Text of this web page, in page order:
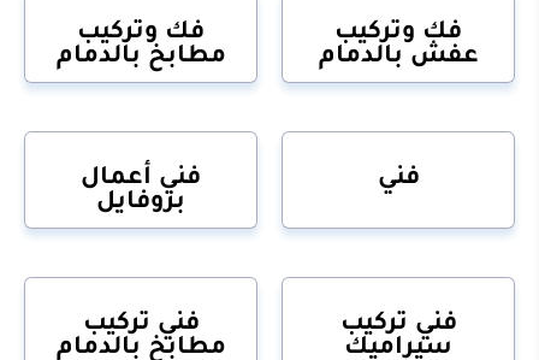
فك وتركيب
عفش بالدمام
فك وتركيب
مطابخ بالدمام
فني
فني أعمال
بروفايل
فني تركيب
سيراميك
فني تركيب
مطابخ بالدمام